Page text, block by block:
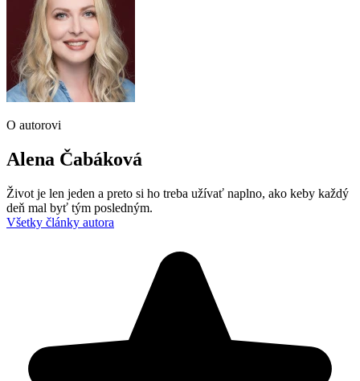
O autorovi
Alena Čabáková
Život je len jeden a preto si ho treba užívať naplno, ako keby každý
deň mal byť tým posledným.
Všetky články autora